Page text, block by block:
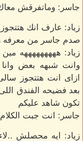
جاسر: وماتفرقش
زياد: عارف انك
صدم جاسر من معرفه
زياد: هههههههههه مين
وانت شبهه بعض
ازاى انت هتتجوز
بعد فضيحه الفندق
تكون شاهد عليكم
جاسر: انت جبت
زياد: ايه محصلش